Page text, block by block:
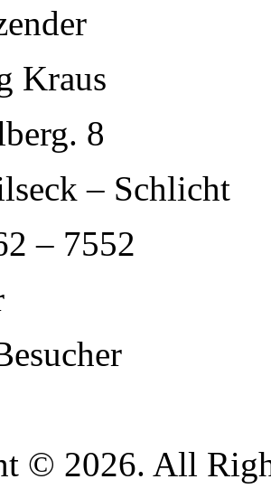
Kraus
8
– Schlicht
– 7552
© 2026. All